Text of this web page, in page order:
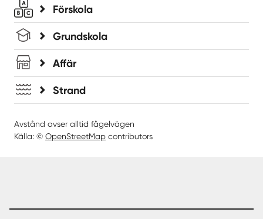
Förskola
Grundskola
Affär
Strand
Avstånd avser alltid fågelvägen
Källa: © OpenStreetMap contributors